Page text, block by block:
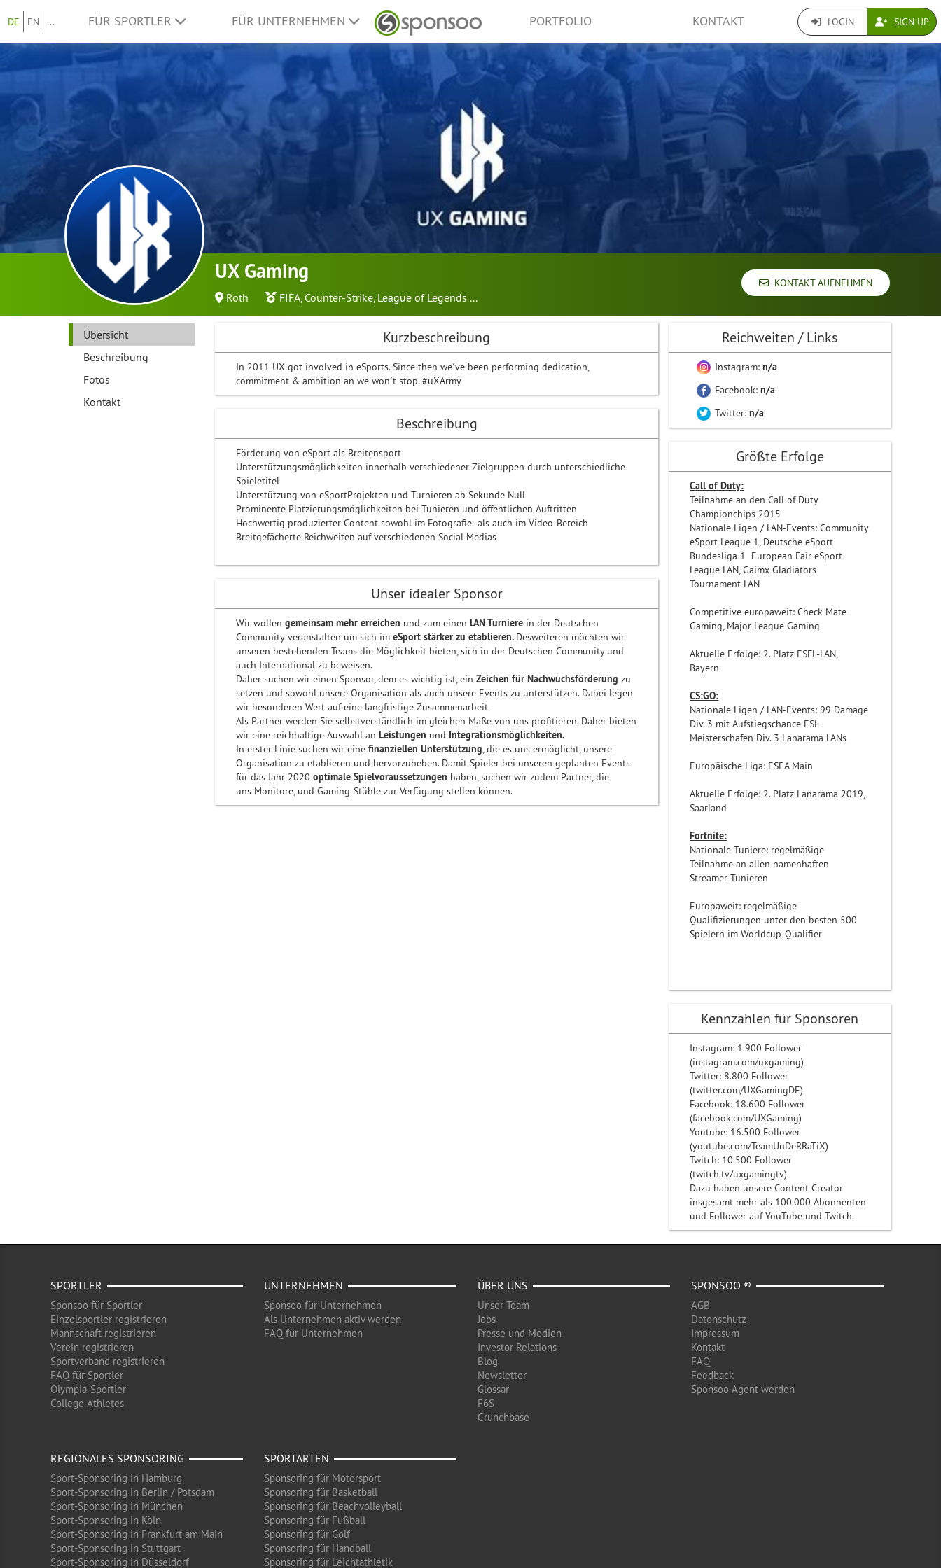
DE EN ... FÜR SPORTLER FÜR UNTERNEHMEN PORTFOLIO KONTAKT LOGIN SIGN UP
UX Gaming
Roth FIFA, Counter-Strike, League of Legends ...
KONTAKT AUFNEHMEN
Übersicht
Beschreibung
Fotos
Kontakt
Kurzbeschreibung
In 2011 UX got involved in eSports. Since then we´ve been performing dedication,
commitment & ambition an we won´t stop. #uXArmy
Beschreibung
Förderung von eSport als Breitensport
Unterstützungsmöglichkeiten innerhalb verschiedener Zielgruppen durch unterschiedliche
Spieletitel
Unterstützung von eSportProjekten und Turnieren ab Sekunde Null
Prominente Platzierungsmöglichkeiten bei Tunieren und öffentlichen Auftritten
Hochwertig produzierter Content sowohl im Fotografie- als auch im Video-Bereich
Breitgefächerte Reichweiten auf verschiedenen Social Medias
Unser idealer Sponsor
Wir wollen gemeinsam mehr erreichen und zum einen LAN Turniere in der Deutschen
Community veranstalten um sich im eSport stärker zu etablieren. Desweiteren möchten wir
unseren bestehenden Teams die Möglichkeit bieten, sich in der Deutschen Community und
auch International zu beweisen.
Daher suchen wir einen Sponsor, dem es wichtig ist, ein Zeichen für Nachwuchsförderung zu
setzen und sowohl unsere Organisation als auch unsere Events zu unterstützen. Dabei legen
wir besonderen Wert auf eine langfristige Zusammenarbeit.
Als Partner werden Sie selbstverständlich im gleichen Maße von uns profitieren. Daher bieten
wir eine reichhaltige Auswahl an Leistungen und Integrationsmöglichkeiten.
In erster Linie suchen wir eine finanziellen Unterstützung, die es uns ermöglicht, unsere
Organisation zu etablieren und hervorzuheben. Damit Spieler bei unseren geplanten Events
für das Jahr 2020 optimale Spielvoraussetzungen haben, suchen wir zudem Partner, die
uns Monitore, und Gaming-Stühle zur Verfügung stellen können.
Reichweiten / Links
Instagram:n/a
Facebook:n/a
Twitter:n/a
Größte Erfolge
Call of Duty:
Teilnahme an den Call of Duty
Championchips 2015
Nationale Ligen / LAN-Events: Community
eSport League 1, Deutsche eSport
Bundesliga 1 European Fair eSport
League LAN, Gaimx Gladiators
Tournament LAN
Competitive europaweit: Check Mate
Gaming, Major League Gaming
Aktuelle Erfolge: 2. Platz ESFL-LAN,
Bayern
CS:GO:
Nationale Ligen / LAN-Events: 99 Damage
Div. 3 mit Aufstiegschance ESL
Meisterschafen Div. 3 Lanarama LANs
Europäische Liga: ESEA Main
Aktuelle Erfolge: 2. Platz Lanarama 2019,
Saarland
Fortnite:
Nationale Tuniere: regelmäßige
Teilnahme an allen namenhaften
Streamer-Tunieren
Europaweit: regelmäßige
Qualifizierungen unter den besten 500
Spielern im Worldcup-Qualifier
Kennzahlen für Sponsoren
Instagram: 1.900 Follower
(instagram.com/uxgaming)
Twitter: 8.800 Follower
(twitter.com/UXGamingDE)
Facebook: 18.600 Follower
(facebook.com/UXGaming)
Youtube: 16.500 Follower
(youtube.com/TeamUnDeRRaTiX)
Twitch: 10.500 Follower
(twitch.tv/uxgamingtv)
Dazu haben unsere Content Creator
insgesamt mehr als 100.000 Abonnenten
und Follower auf YouTube und Twitch.
SPORTLER
Sponsoo für Sportler
Einzelsportler registrieren
Mannschaft registrieren
Verein registrieren
Sportverband registrieren
FAQ für Sportler
Olympia-Sportler
College Athletes
UNTERNEHMEN
Sponsoo für Unternehmen
Als Unternehmen aktiv werden
FAQ für Unternehmen
ÜBER UNS
Unser Team
Jobs
Presse und Medien
Investor Relations
Blog
Newsletter
Glossar
F6S
Crunchbase
SPONSOO ®
AGB
Datenschutz
Impressum
Kontakt
FAQ
Feedback
Sponsoo Agent werden
REGIONALES SPONSORING
Sport-Sponsoring in Hamburg
Sport-Sponsoring in Berlin / Potsdam
Sport-Sponsoring in München
Sport-Sponsoring in Köln
Sport-Sponsoring in Frankfurt am Main
Sport-Sponsoring in Stuttgart
Sport-Sponsoring in Düsseldorf
SPORTARTEN
Sponsoring für Motorsport
Sponsoring für Basketball
Sponsoring für Beachvolleyball
Sponsoring für Fußball
Sponsoring für Golf
Sponsoring für Handball
Sponsoring für Leichtathletik